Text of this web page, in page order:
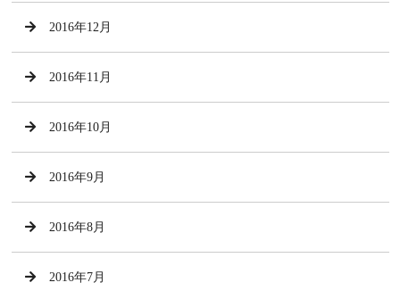
2016年12月
2016年11月
2016年10月
2016年9月
2016年8月
2016年7月